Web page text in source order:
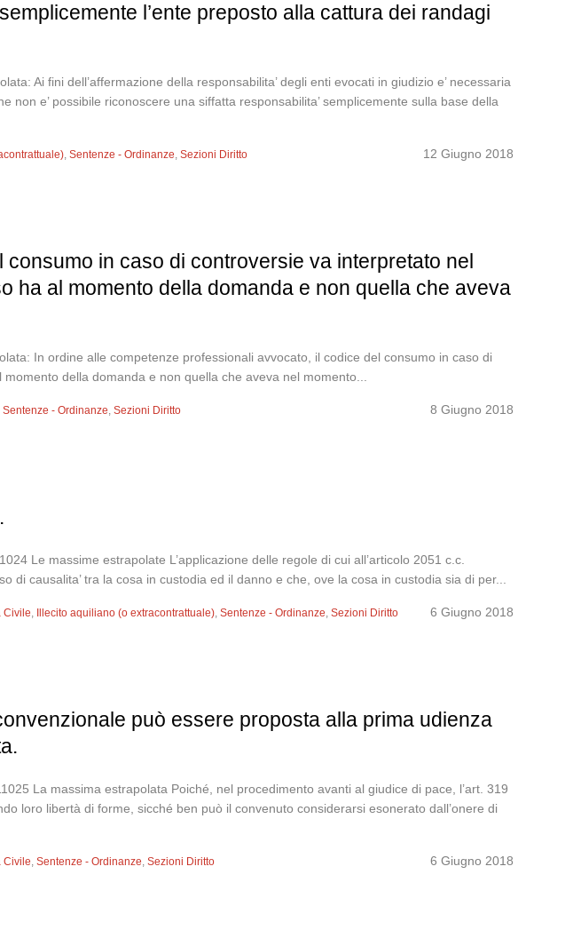
l’ente preposto alla cattura dei randagi
Ai fini dell’affermazione della responsabilita’ degli enti evocati in giudizio e’ necessaria
e’ possibile riconoscere una siffatta responsabilita’ semplicemente sulla base della
12 Giugno 2018
,Sentenze - Ordinanze,Sezioni Diritto
in caso di controversie va interpretato nel
ha al momento della domanda e non quella che aveva
In ordine alle competenze professionali avvocato, il codice del consumo in caso di
della domanda e non quella che aveva nel momento...
8 Giugno 2018
Sentenze - Ordinanze,Sezioni Diritto
Le massime estrapolate L’applicazione delle regole di cui all’articolo 2051 c.c.
causalita’ tra la cosa in custodia ed il danno e che, ove la cosa in custodia sia di per...
6 Giugno 2018
Civile, Illecito aquiliano (o extracontrattuale),Sentenze - Ordinanze,Sezioni Diritto
può essere proposta alla prima udienza
La massima estrapolata Poiché, nel procedimento avanti al giudice di pace, l’art. 319
loro libertà di forme, sicché ben può il convenuto considerarsi esonerato dall’onere di
6 Giugno 2018
Civile,Sentenze - Ordinanze,Sezioni Diritto